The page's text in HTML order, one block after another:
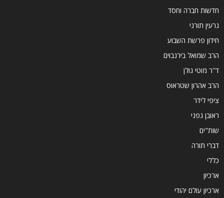
חדשות חברה וחסד
גרעין תורני
חידון פרשת השבוע
הרב שמואל בירנבוים
ד''ר מוטי גולן
הרב אהרון שטראוס
ציפי לידר
ראובן גפני
שות"ים
דברי תורה
כללי
ארכיון
ארכיון עולם יהודי